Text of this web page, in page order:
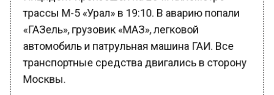
трассы М-5 «Урал» в 19:10. В аварию попали
«ГАЗель», грузовик «МАЗ», легковой
автомобиль и патрульная машина ГАИ. Все
транспортные средства двигались в сторону
Москвы.